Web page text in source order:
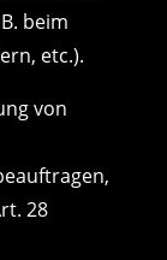
beim
etc.).
von
28